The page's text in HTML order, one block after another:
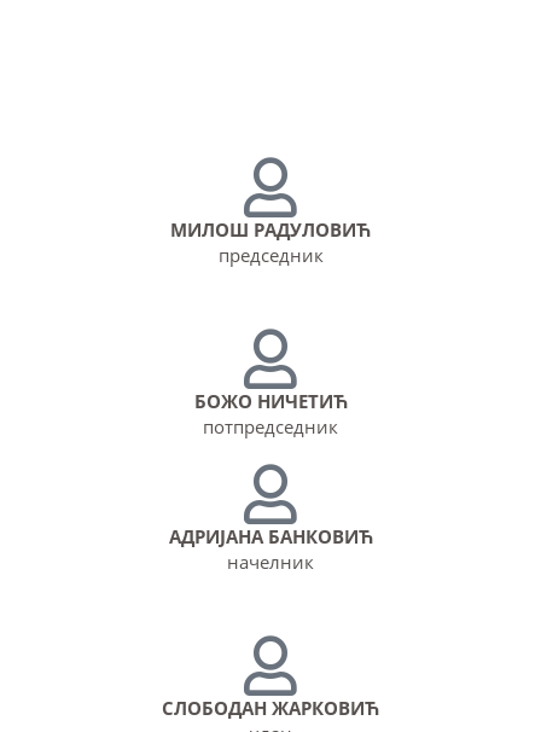
МИЛОШ РАДУЛОВИЋ
председник
БОЖО НИЧЕТИЋ
потпредседник
АДРИЈАНА БАНКОВИЋ
начелник
СЛОБОДАН ЖАРКОВИЋ​